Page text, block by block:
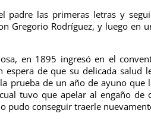
padre las primeras letras y
Gregorio Rodríguez, y luego en
en 1895 ingresó en el
espera de que su delicada salud
prueba de un año de ayuno
tuvo que apelar al engaño
pudo conseguir traerle